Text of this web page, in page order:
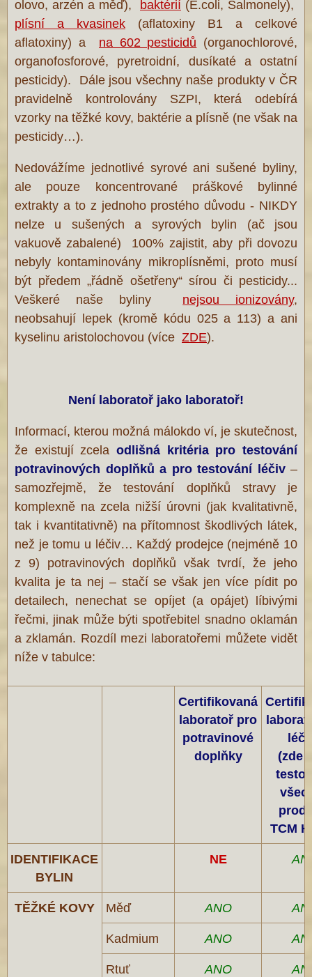
olovo, arzén a měď), baktérií (E.coli, Salmonely),
plísní a kvasinek (aflatoxiny B1 a celkové
aflatoxiny) a na 602 pesticidů (organochlorové,
organofosforové, pyretroidní, dusíkaté a ostatní
pesticidy). Dále jsou všechny naše produkty v ČR
pravidelně kontrolovány SZPI, která odebírá
vzorky na těžké kovy, baktérie a plísně (ne však na
pesticidy…).
Nedovážíme jednotlivé syrové ani sušené byliny,
ale pouze koncentrované práškové bylinné
extrakty a to z jednoho prostého důvodu - NIKDY
nelze u sušených a syrových bylin (ač jsou
vakuově zabalené) 100% zajistit, aby při dovozu
nebyly kontaminovány mikroplísněmi, proto musí
být předem „řádně ošetřeny“ sírou či pesticidy...
Veškeré naše byliny nejsou ionizovány,
neobsahují lepek (kromě kódu 025 a 113) a ani
kyselinu aristolochovou (více ZDE).
Není laboratoř jako laboratoř!
Informací, kterou možná málokdo ví, je skutečnost,
že existují zcela odlišná kritéria pro testování
potravinových doplňků a pro testování
léčiv –
samozřejmě, že testování doplňků stravy je
komplexně na zcela nižší úrovni (jak kvalitativně,
tak i kvantitativně) na přítomnost škodlivých látek,
než je tomu u léčiv… Každý prodejce (nejméně 10
z 9) potravinových doplňků však tvrdí, že jeho
kvalita je ta nej – stačí se však jen více pídit po
detailech, nenechat se opíjet (a opájet) líbivými
řečmi, jinak může býti spotřebitel snadno oklamán
a zklamán. Rozdíl mezi laboratořemi můžete vidět
níže v tabulce:
Certifikovaná
laboratoř pro
potravinové
doplňky
(zde
TCM
IDENTIFIKACE
BYLIN
NE
TĚŽKÉ KOVY Měď ANO
Kadmium ANO
Rtuť ANO